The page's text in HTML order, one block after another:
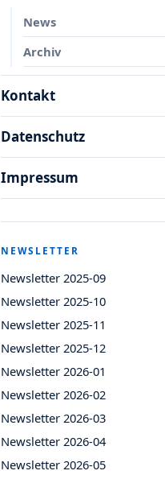
News
Archiv
Kontakt
Datenschutz
Impressum
NEWSLETTER
Newsletter 2025-09
Newsletter 2025-10
Newsletter 2025-11
Newsletter 2025-12
Newsletter 2026-01
Newsletter 2026-02
Newsletter 2026-03
Newsletter 2026-04
Newsletter 2026-05